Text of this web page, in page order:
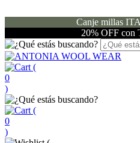
Canje millas
20% OFF con
(
0
)
(
0
)